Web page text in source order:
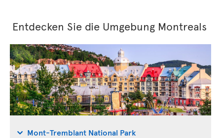
Entdecken Sie die Umgebung Montreals
Mont-Tremblant National Park